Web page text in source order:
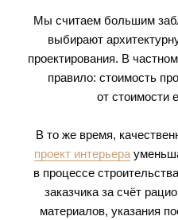
Мы считаем большим
выбирают
проектирования. В
правило: стоимость
от стоимости
В то же время,
проект интерьера
в процессе
заказчика за счёт
материалов, указания